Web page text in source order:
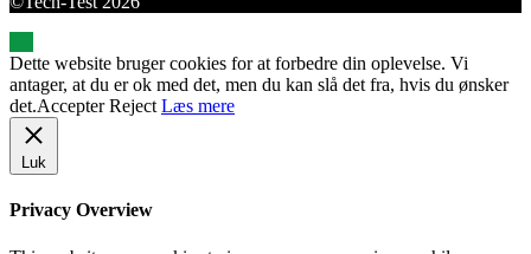
Dette website bruger cookies for at forbedre din oplevelse. Vi
antager, at du er ok med det, men du kan slå det fra, hvis du ønsker
det.Accepter Reject Læs mere
Luk
Privacy Overview